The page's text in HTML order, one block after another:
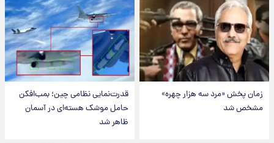
زمان پخش «مرد سه هزار چهره»
مشخص شد
قدرت‌نمایی نظامی چین؛ بمب‌افکن
حامل موشک هسته‌ای در آسمان
ظاهر شد